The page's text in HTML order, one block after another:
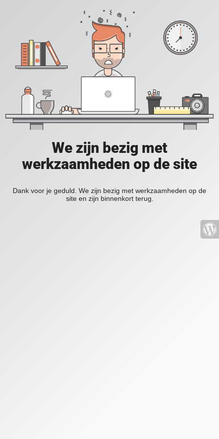
We zijn bezig met
werkzaamheden op de site
Dank voor je geduld. We zijn bezig met werkzaamheden op de
site en zijn binnenkort terug.